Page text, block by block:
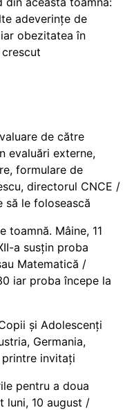
adeverințe de
obezitatea în
de către
evaluări externe,
formulare de
directorul CNCE /
le folosească
toamnă. Mâine, 11
a susțin proba
Matematică /
iar proba începe la
și Adolescenți
Germania,
printre invitați
pentru a doua
luni, 10 august /